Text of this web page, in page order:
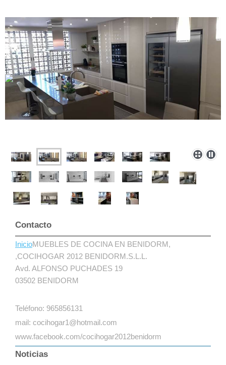
Contacto
InicioMUEBLES DE COCINA EN BENIDORM,
,COCIHOGAR 2012 BENIDORM.S.L.L.
Avd. ALFONSO PUCHADES 19
03502 BENIDORM
Teléfono: 965856131
mail: cocihogar1@hotmail.com
www.facebook.com/cocihogar2012benidorm
Noticias